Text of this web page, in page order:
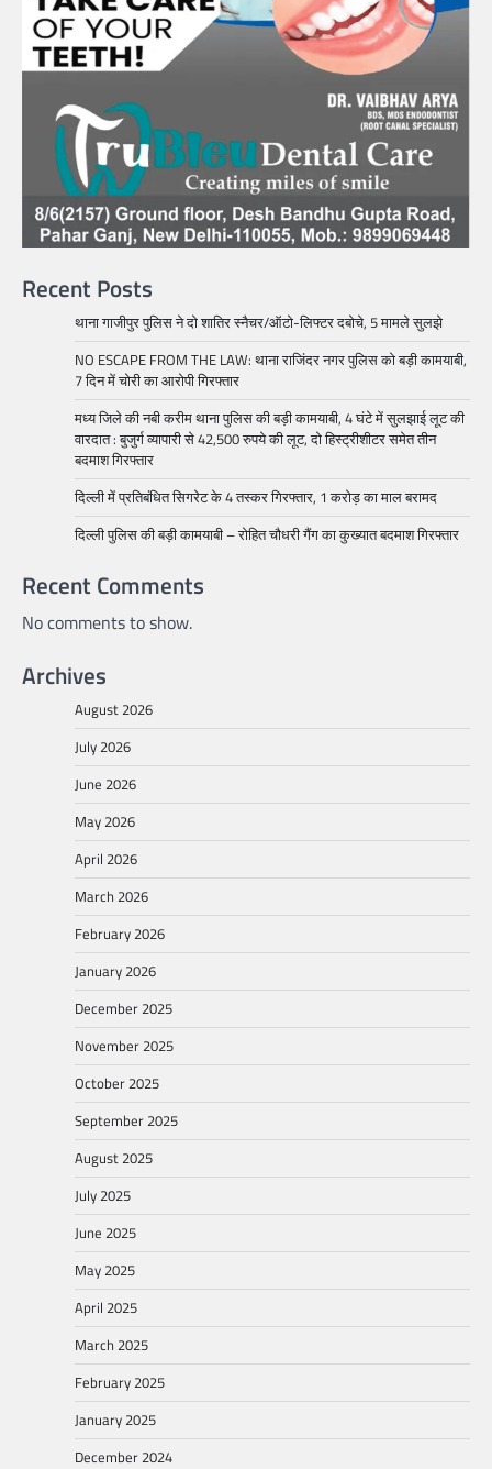
Recent Posts
थाना गाजीपुर पुलिस ने दो शातिर स्नैचर/ऑटो-लिफ्टर दबोचे, 5 मामले सुलझे
NO ESCAPE FROM THE LAW: थाना राजिंदर नगर पुलिस को बड़ी कामयाबी,
7 दिन में चोरी का आरोपी गिरफ्तार
मध्य जिले की नबी करीम थाना पुलिस की बड़ी कामयाबी, 4 घंटे में सुलझाई लूट की
वारदात : बुजुर्ग व्यापारी से 42,500 रुपये की लूट, दो हिस्ट्रीशीटर समेत तीन
बदमाश गिरफ्तार
दिल्ली में प्रतिबंधित सिगरेट के 4 तस्कर गिरफ्तार, 1 करोड़ का माल बरामद
दिल्ली पुलिस की बड़ी कामयाबी – रोहित चौधरी गैंग का कुख्यात बदमाश गिरफ्तार
Recent Comments
No comments to show.
Archives
August 2026
July 2026
June 2026
May 2026
April 2026
March 2026
February 2026
January 2026
December 2025
November 2025
October 2025
September 2025
August 2025
July 2025
June 2025
May 2025
April 2025
March 2025
February 2025
January 2025
December 2024